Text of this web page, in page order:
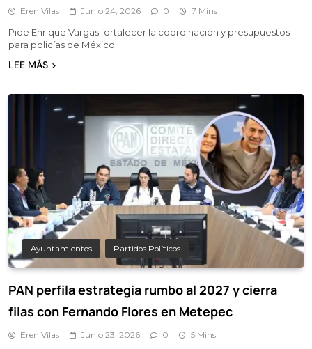
Eren Vilas Junio 24, 2026 0 7 Mins
Pide Enrique Vargas fortalecer la coordinación y presupuestos
para policías de México
LEE MÁS
Ayuntamientos Partidos Políticos
PAN perfila estrategia rumbo al 2027 y cierra
filas con Fernando Flores en Metepec
Eren Vilas Junio 23, 2026 0 5 Mins